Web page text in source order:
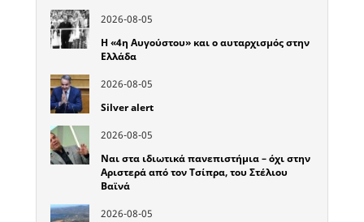
2026-08-05
Η «4η Αυγούστου» και ο αυταρχισμός στην
Ελλάδα
2026-08-05
Silver alert
2026-08-05
Ναι στα ιδιωτικά πανεπιστήμια – όχι στην
Αριστερά από τον Τσίπρα, του Στέλιου
Βαϊνά
2026-08-05